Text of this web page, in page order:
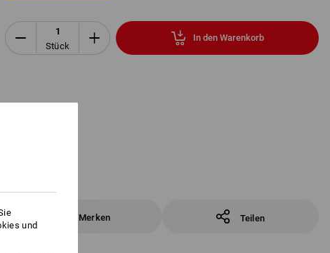
Stück
In den Warenkorb
Merken Teilen
und